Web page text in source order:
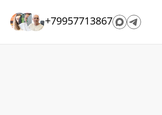
+79957713867